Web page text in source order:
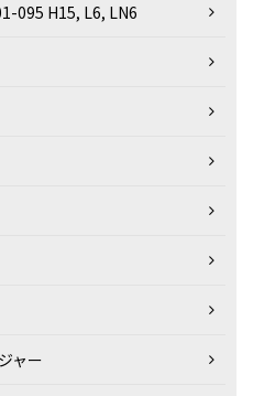
095 H15, L6, LN6
ャー